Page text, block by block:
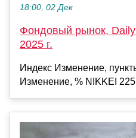
18:00, 02 Дек
Фондовый рынок,
2025 г.
Индекс Изменение,
Изменение, % NIKKEI